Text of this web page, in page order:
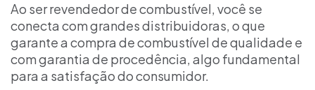
Ao ser revendedor de combustível, você se
conecta com grandes distribuidoras, o que
garante a compra de combustível de qualidade e
com garantia de procedência, algo fundamental
para a satisfação do consumidor.